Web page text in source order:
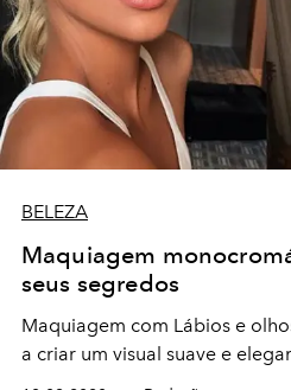
BELEZA
Maquiagem
seus segredos
Maquiagem com Lábios e
a criar um visual suave e